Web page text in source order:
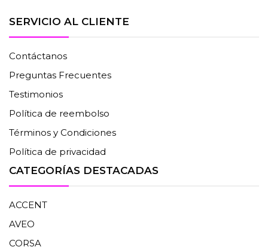
SERVICIO AL CLIENTE
Contáctanos
Preguntas Frecuentes
Testimonios
Política de reembolso
Términos y Condiciones
Política de privacidad
CATEGORÍAS DESTACADAS
ACCENT
AVEO
CORSA